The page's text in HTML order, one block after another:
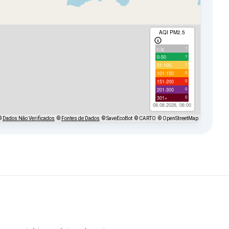
AQI PM2.5
с/д 1
0-50 1
51-100 1
101-150 0
151-200 0
201-300 0
301+ 0
08.08.2026, 06:00
Dados Não Verificados © Fontes de Dados © SaveEcoBot © CARTO © OpenStreetMap